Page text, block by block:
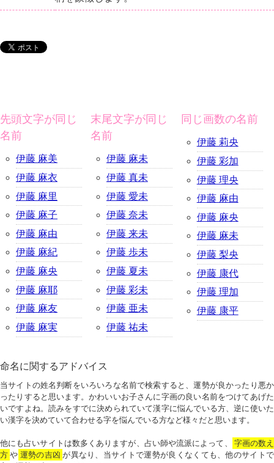
先頭文字が同じ
名前
伊藤 麻美
伊藤 麻衣
伊藤 麻里
伊藤 麻子
伊藤 麻由
伊藤 麻紀
伊藤 麻央
伊藤 麻耶
伊藤 麻友
伊藤 麻実
末尾文字が同じ
名前
伊藤 麻未
伊藤 真未
伊藤 愛未
伊藤 奈未
伊藤 来未
伊藤 歩未
伊藤 夏未
伊藤 彩未
伊藤 亜未
伊藤 祐未
同じ画数の名前
伊藤 莉央
伊藤 彩加
伊藤 理央
伊藤 麻由
伊藤 麻央
伊藤 麻未
伊藤 梨央
伊藤 康代
伊藤 理加
伊藤 康平
命名に関するアドバイス
当サイトの姓名判断をいろいろな名前で検索すると、運勢が良かったり悪か
ったりすると思います。かわいいお子さんに字画の良い名前をつけてあげた
いですよね。読みをすでに決められていて漢字に悩んでいる方、逆に使いた
い漢字を決めていて合わせる字を悩んでいる方など様々だと思います。
他にも占いサイトは数多くありますが、占い師や流派によって、
字画の数え
方 や 運勢の吉凶 が異なり、当サイトで運勢が良くなくても、他のサイトで